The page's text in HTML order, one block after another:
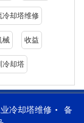
冷却塔维修
械 收益
冷却塔
冷却塔维修
备